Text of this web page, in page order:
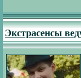
Экстрасенсы